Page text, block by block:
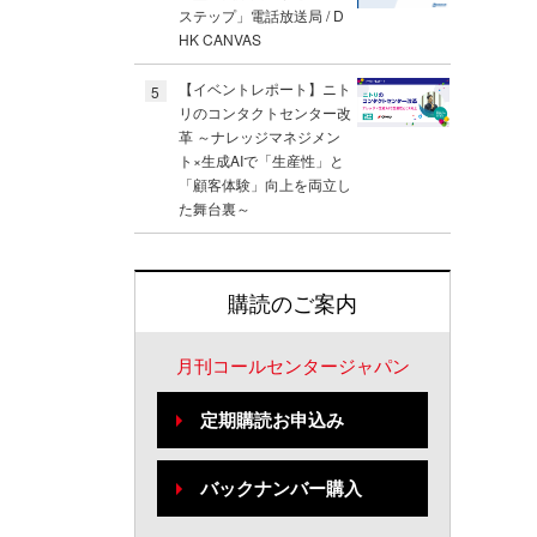
ステップ」電話放送局 / D
HK CANVAS
5
【イベントレポート】ニト
リのコンタクトセンター改
革 ～ナレッジマネジメン
ト×生成AIで「生産性」と
「顧客体験」向上を両立し
た舞台裏～
購読のご案内
月刊コールセンタージャパン
定期購読お申込み
バックナンバー購入